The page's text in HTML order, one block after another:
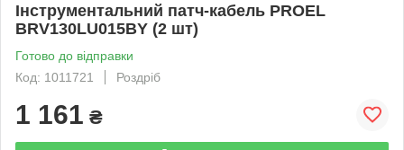
Інструментальний патч-кабель PROEL
BRV130LU015BY (2 шт)
Готово до відправки
Код: 1011721
Роздріб
1 161 ₴